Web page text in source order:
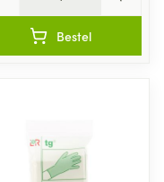
Bestel